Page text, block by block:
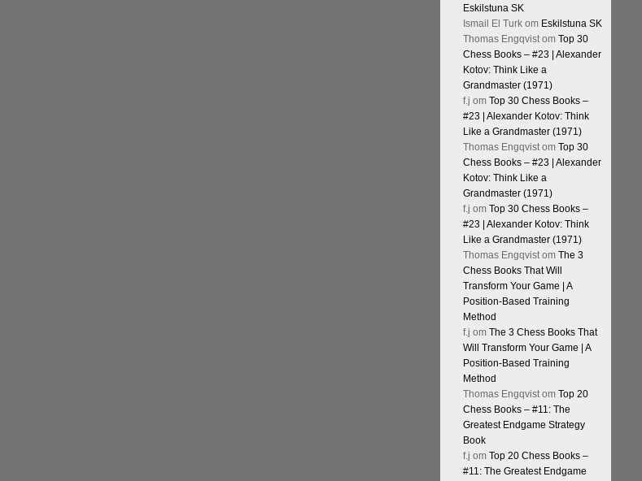
Eskilstuna SK
Ismail El Turkom Eskilstuna SK
Thomas Engqvistom Top 30
Chess Books – #23 | Alexander
Kotov: Think Like a
Grandmaster (1971)
f.j om Top 30 Chess Books –
#23 | Alexander Kotov: Think
Like a Grandmaster (1971)
Thomas Engqvistom Top 30
Chess Books – #23 | Alexander
Kotov: Think Like a
Grandmaster (1971)
f.j om Top 30 Chess Books –
#23 | Alexander Kotov: Think
Like a Grandmaster (1971)
Thomas Engqvistom The 3
Chess Books That Will
Transform Your Game | A
Position-Based Training
Method
f.j om The 3 Chess Books That
Will Transform Your Game | A
Position-Based Training
Method
Thomas Engqvistom Top 20
Chess Books – #11: The
Greatest Endgame Strategy
Book
f.j om Top 20 Chess Books –
#11: The Greatest Endgame